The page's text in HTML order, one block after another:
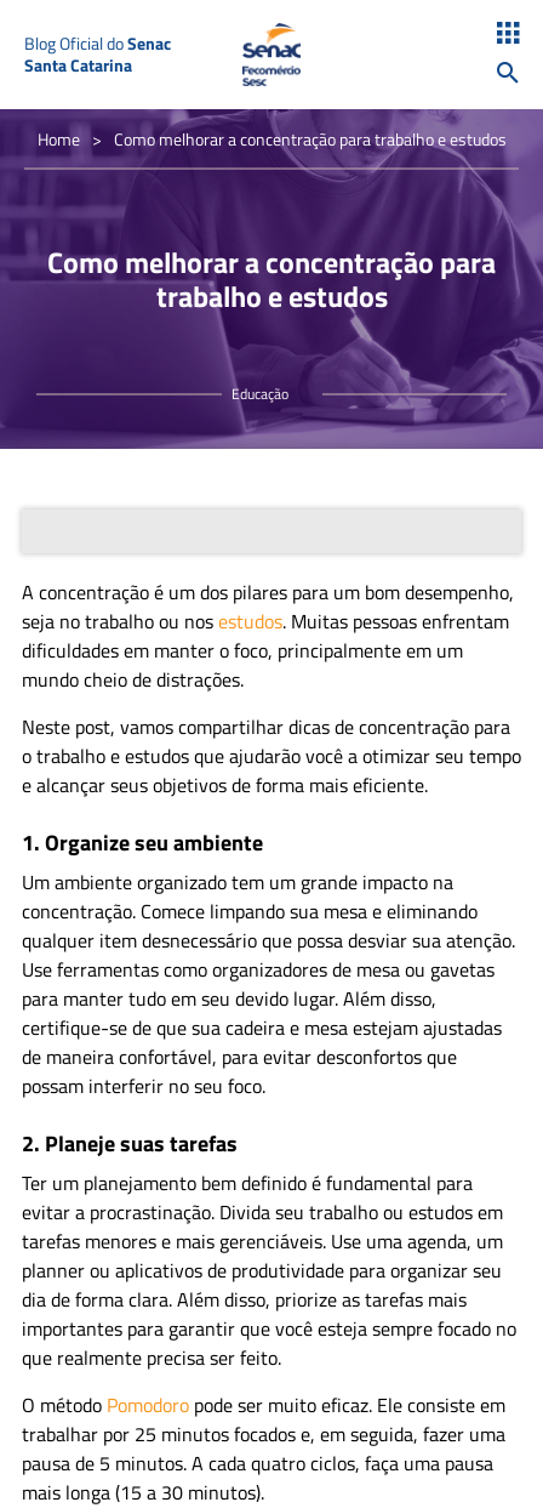
Blog Oficial doSenac
Santa Catarina
Home > Como melhorar a concentração para trabalho e estudos
Como melhorar a concentração para
trabalho e estudos
Educação
A concentração é um dos pilares para um bom desempenho,
seja no trabalho ou nosestudos. Muitas pessoas enfrentam
dificuldades em manter o foco, principalmente em um
mundo cheio de distrações.
Neste post, vamos compartilhar dicas de concentração para
o trabalho e estudos que ajudarão você a otimizar seu tempo
e alcançar seus objetivos de forma mais eficiente.
1.Organize seu ambiente
Um ambiente organizado tem um grande impacto na
concentração. Comece limpando sua mesa e eliminando
qualquer item desnecessário que possa desviar sua atenção.
Use ferramentas como organizadores de mesa ou gavetas
para manter tudo em seu devido lugar. Além disso,
certifique-se de que sua cadeira e mesa estejam ajustadas
de maneira confortável, para evitar desconfortos que
possam interferir no seu foco.
2. Planeje suas tarefas
Ter um planejamento bem definido é fundamental para
evitar a procrastinação. Divida seu trabalho ou estudos em
tarefas menores e mais gerenciáveis. Use uma agenda, um
planner ou aplicativos de produtividade para organizar seu
dia de forma clara. Além disso, priorize as tarefas mais
importantes para garantir que você esteja sempre focado no
que realmente precisa ser feito.
O método Pomodoro pode ser muito eficaz. Ele consiste em
trabalhar por 25 minutos focados e, em seguida, fazer uma
pausa de 5 minutos. A cada quatro ciclos, faça uma pausa
mais longa (15 a 30 minutos).